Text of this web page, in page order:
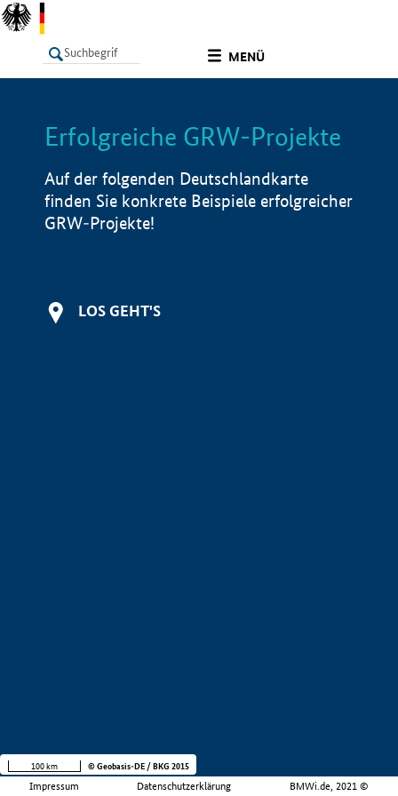
MENÜ
LISTE Info
Erfolgreiche GRW-Projekte
Auf der folgenden Deutschlandkarte
finden Sie konkrete Beispiele erfolgreicher
GRW-Projekte!
LOS GEHT'S
Impressum Datenschutzerklärung BMWi.de, 2021 ©
100 km © Geobasis-DE / BKG 2015